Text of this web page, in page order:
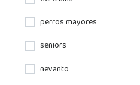
perros mayores
seniors
nevanto